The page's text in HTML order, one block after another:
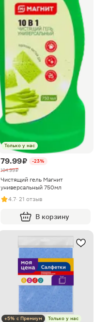
Только у нас
79.99 ₽
-23%
104.99 ₽
Чистящий гель Магнит
универсальный 750мл
4.7· 21 отзыв
В корзину
+5% с Премиум Только у нас